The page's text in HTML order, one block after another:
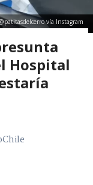
vía Instagram
Hospital